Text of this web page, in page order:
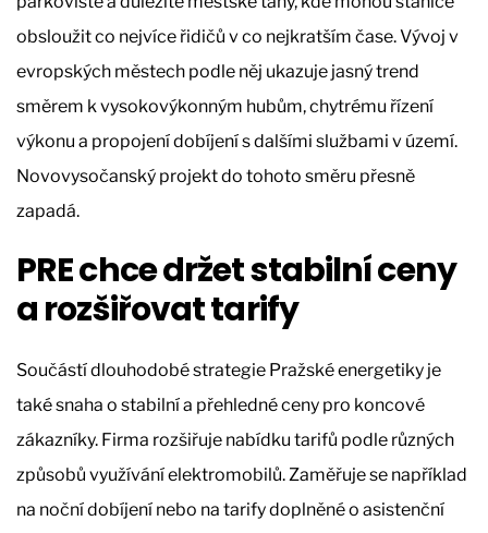
obsloužit co nejvíce řidičů v co nejkratším čase. Vývoj v
evropských městech podle něj ukazuje jasný trend
směrem k vysokovýkonným hubům, chytrému řízení
výkonu a propojení dobíjení s dalšími službami v území.
Novovysočanský projekt do tohoto směru přesně
zapadá.
PRE chce držet stabilní ceny
a rozšiřovat tarify
Součástí dlouhodobé strategie Pražské energetiky je
také snaha o stabilní a přehledné ceny pro koncové
zákazníky. Firma rozšiřuje nabídku tarifů podle různých
způsobů využívání elektromobilů. Zaměřuje se například
na noční dobíjení nebo na tarify doplněné o asistenční